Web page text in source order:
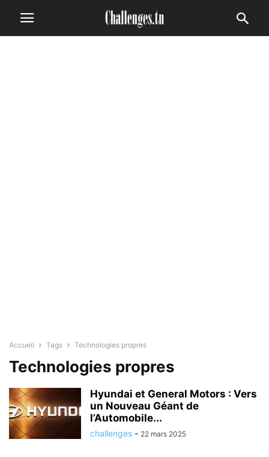
Accueil Tags Technologies propres
Technologies propres
Hyundai et General Motors : Vers
un Nouveau Géant de
l’Automobile...
challenges - 22 mars 2025